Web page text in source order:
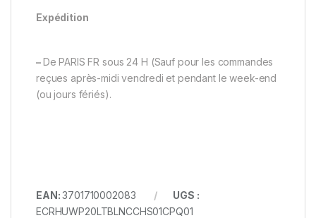
Expédition
–De PARIS FR sous 24 H (Sauf pour les commandes
reçues après-midi vendredi et pendant le week-end
(ou jours fériés).
EAN:3701710002083
UGS :
ECRHUWP20LTBLNCCHS01CPQ01